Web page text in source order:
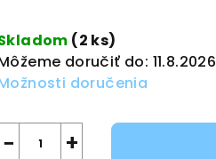
(2 ks)
doručiť do: 11.8.2026
doručenia
+
−